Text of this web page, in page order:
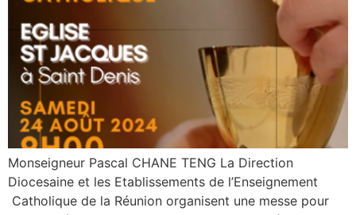
Monseigneur Pascal CHANE TENG La Direction
Diocesaine et les Etablissements de l’Enseignement
Catholique de la Réunion organisent une messe pour